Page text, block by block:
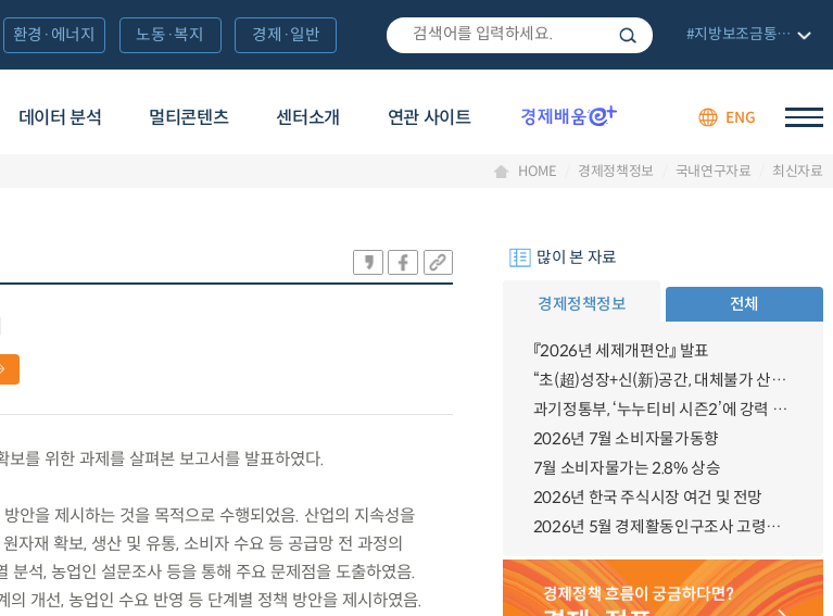
데이터 분석 멀티콘텐츠 센터소개 연관 사이트 ENG
환경·에너지 노동·복지 경제·일반 #지방보조금통합관리망
HOME 경제정책정보 국내연구자료 최신자료
를 위한 과제를 살펴본 보고서를 발표하였다.
안을 제시하는 것을 목적으로 수행되었음. 산업의 지속성을
자재 확보, 생산 및 유통, 소비자 수요 등 공급망 전 과정의
분석, 농업인 설문조사 등을 통해 주요 문제점을 도출하였음.
개선, 농업인 수요 반영 등 단계별 정책 방안을 제시하였음.
많이 본 자료
경제정책정보 전체
『2026년 세제개편안』 발표
“초(超)성장+신(新)공간, 대체불가 산업강국”
과기정통부, ‘누누티비 시즌2’에 강력 대응 의지 밝혀
2026년 7월 소비자물가동향
7월 소비자물가는 2.8% 상승
2026년 한국 주식시장 여건 및 전망
2026년 5월 경제활동인구조사 고령층 부가조사 결과